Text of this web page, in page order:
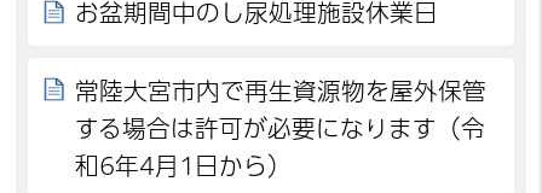
お盆期間中のし尿処理施設休業日
常陸大宮市内で再生資源物を屋外保管
する場合は許可が必要になります（令
和6年4月1日から）